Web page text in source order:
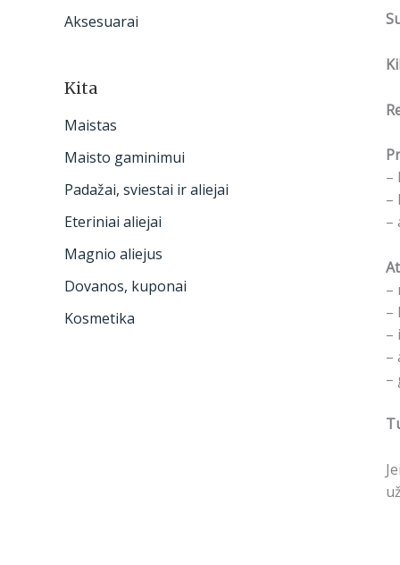
Aksesuarai
Kita
Maistas
Maisto gaminimui
Padažai, sviestai ir aliejai
Eteriniai aliejai
Magnio aliejus
Dovanos, kuponai
Kosmetika
–
–
–
–
–
–
–
–